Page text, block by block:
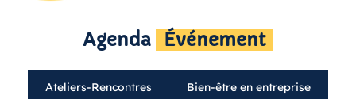
Agenda Événement
Ateliers-Rencontres Bien-être en entreprise